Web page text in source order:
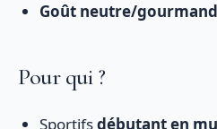
Goût neutre/gourmand
Pour qui ?
Sportifsdébutant en